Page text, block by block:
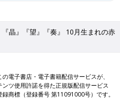
『晶』『望』『奏』 10月生まれの赤
電子書店・電子書籍配信サービスが、
ツ使用許諾を得た正規版配信サービス
商標（登録番号 第11091000号）です。